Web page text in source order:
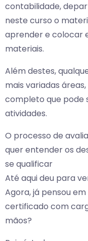
contabilidade,
neste curso o
aprender e colocar
materiais.
Além destes,
mais variadas
completo que pode
atividades.
O processo de
quer entender os
se qualificar
Até aqui deu para
Agora, já pensou
certificado com
mãos?